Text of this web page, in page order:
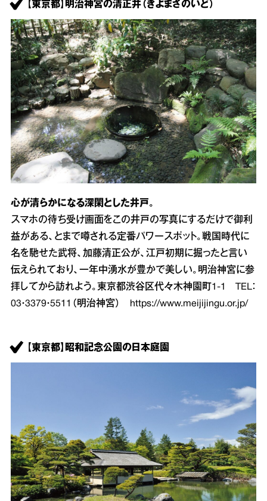
【東京都】明治神宮の清正井（きよまさのいど）
心が清らかになる深閑とした井戸。
スマホの待ち受け画面をこの井戸の写真にするだけで御利
益がある、とまで噂される定番パワースポット。戦国時代に
名を馳せた武将、加藤清正公が、江戸初期に掘ったと言い
伝えられており、一年中湧水が豊かで美しい。明治神宮に参
拝してから訪れよう。東京都渋谷区代々木神園町1‐1 TEL：
03・3379・5511（明治神宮）
https://www.meijijingu.or.jp/
【東京都】昭和記念公園の日本庭園